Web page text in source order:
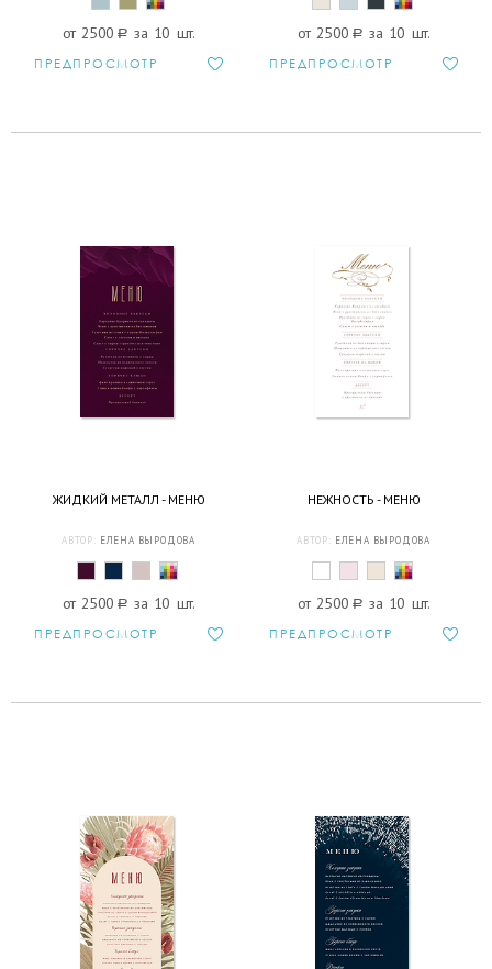
от 2500 a за 10 шт.
ПРЕДПРОСМОТР
от 2500 a за 10 шт.
ПРЕДПРОСМОТР
ЖИДКИЙ МЕТАЛЛ - МЕНЮ
АВТОР: ЕЛЕНА ВЫРОДОВА
от 2500 a за 10 шт.
ПРЕДПРОСМОТР
НЕЖНОСТЬ - МЕНЮ
АВТОР: ЕЛЕНА ВЫРОДОВА
от 2500 a за 10 шт.
ПРЕДПРОСМОТР